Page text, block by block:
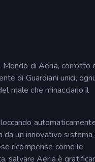
di Aeria, corrotto
di Guardiani unici,
male che minacciano il
un innovativo sistema
ricompense come le
salvare Aeria è